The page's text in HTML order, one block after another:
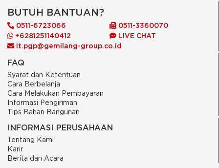
BUTUH BANTUAN?
0511-6723066
0511-3360070
+6281251140412
LIVE CHAT
it.pgp@gemilang-group.co.id
FAQ
Syarat dan Ketentuan
Cara Berbelanja
Cara Melakukan Pembayaran
Informasi Pengiriman
Tips Bahan Bangunan
INFORMASI PERUSAHAAN
Tentang Kami
Karir
Berita dan Acara